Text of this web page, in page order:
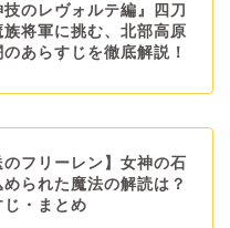
技のレヴォルテ編』四刀
族将軍に挑む、北部高原
あらすじを徹底解説！
のフリーレン】女神の石
められた魔法の解読は？
じ・まとめ